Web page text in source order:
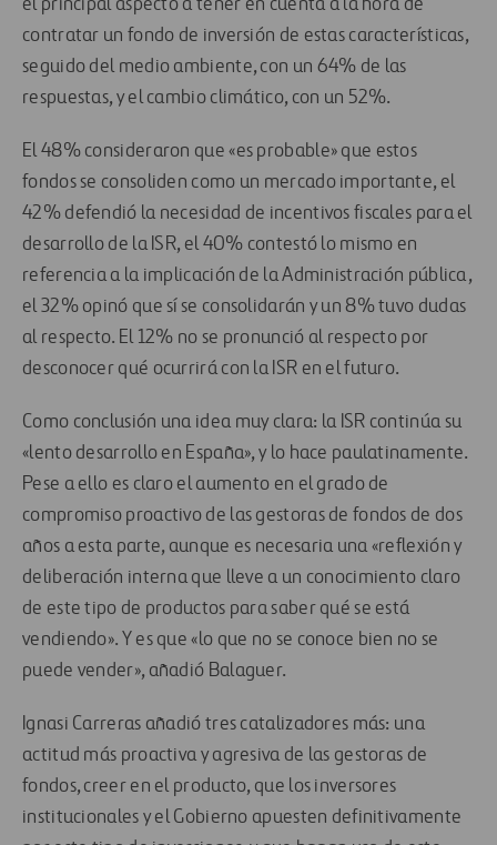
el principal aspecto a tener en cuenta a la hora de
contratar un fondo de inversión de estas características,
seguido del medio ambiente, con un 64% de las
respuestas, y el cambio climático, con un 52%.
El 48% consideraron que «es probable» que estos
fondos se consoliden como un mercado importante, el
42% defendió la necesidad de incentivos fiscales para el
desarrollo de la ISR, el 40% contestó lo mismo en
referencia a la implicación de la Administración pública,
el 32% opinó que sí se consolidarán y un 8% tuvo dudas
al respecto. El 12% no se pronunció al respecto por
desconocer qué ocurrirá con la ISR en el futuro.
Como conclusión una idea muy clara: la ISR continúa su
«lento desarrollo en España», y lo hace paulatinamente.
Pese a ello es claro el aumento en el grado de
compromiso proactivo de las gestoras de fondos de dos
años a esta parte, aunque es necesaria una «reflexión y
deliberación interna que lleve a un conocimiento claro
de este tipo de productos para saber qué se está
vendiendo». Y es que «lo que no se conoce bien no se
puede vender», añadió Balaguer.
Ignasi Carreras añadió tres catalizadores más: una
actitud más proactiva y agresiva de las gestoras de
fondos, creer en el producto, que los inversores
institucionales y el Gobierno apuesten definitivamente